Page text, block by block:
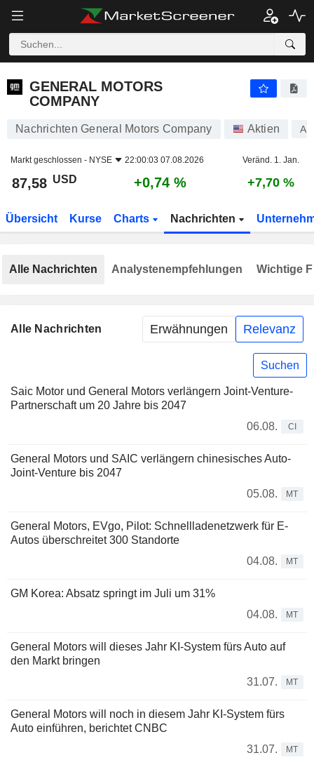
GENERAL MOTORS
COMPANY
Nachrichten General Motors Company Aktien
Markt geschlossen - NYSE 22:00:03 07.08.2026 Veränd. 1. Jan.
87,58 USD +0,74 % +7,70 %
Übersicht Kurse Charts Nachrichten
Alle Nachrichten Erwähnungen Relevanz
Suchen
Saic Motor und General Motors verlängern Joint-Venture-
Partnerschaft um 20 Jahre bis 2047
06.08.
CI
General Motors und SAIC verlängern chinesisches Auto-
Joint-Venture bis 2047
05.08.
MT
General Motors, EVgo, Pilot: Schnellladenetzwerk für E-
Autos überschreitet 300 Standorte
04.08.
MT
GM Korea: Absatz springt im Juli um 31%
04.08.
MT
General Motors will dieses Jahr KI-System fürs Auto auf
den Markt bringen
31.07.
MT
General Motors will noch in diesem Jahr KI-System fürs
Auto einführen, berichtet CNBC
31.07.
MT
Alle Nachrichten Analystenempfehlungen Wichtige